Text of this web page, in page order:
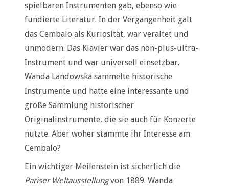
spielbaren Instrumenten gab, ebenso wie
fundierte Literatur. In der Vergangenheit galt
das Cembalo als Kuriosität, war veraltet und
unmodern. Das Klavier war das non-plus-ultra-
Instrument und war universell einsetzbar.
Wanda Landowska sammelte historische
Instrumente und hatte eine interessante und
große Sammlung historischer
Originalinstrumente, die sie auch für Konzerte
nutzte. Aber woher stammte ihr Interesse am
Cembalo?
Ein wichtiger Meilenstein ist sicherlich die
Pariser Weltausstellungvon 1889. Wanda